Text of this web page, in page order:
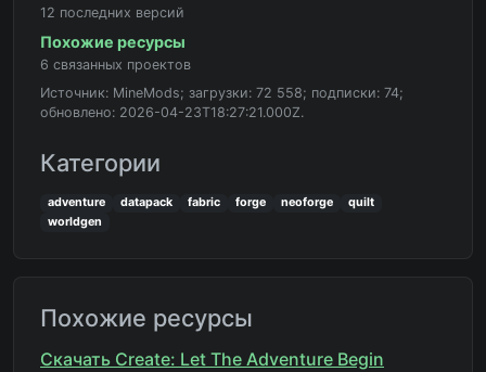
12 последних версий
Похожие ресурсы
6 связанных проектов
Источник: MineMods; загрузки: 72 558; подписки: 74;
обновлено: 2026-04-23T18:27:21.000Z.
Категории
adventure datapack fabric forge neoforge
quilt
worldgen
Похожие ресурсы
Скачать Create: Let The Adventure Begin